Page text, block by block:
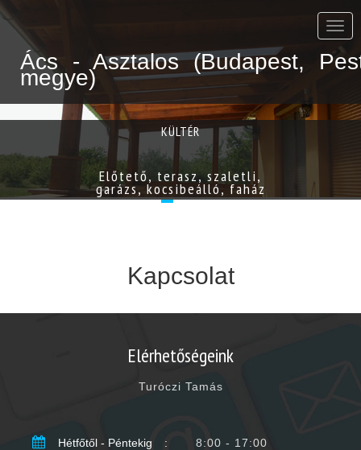
2001
Bt.
fából
van
Ács - Asztalos (Budapest,
megye)
KÜLTÉR
Előtető, terasz, szaletli,
garázs, kocsibeálló, faház
Kapcsolat
Elérhetőségeink
Turóczi Tamás
Hétfőtől - Péntekig : 8:00 - 17:00